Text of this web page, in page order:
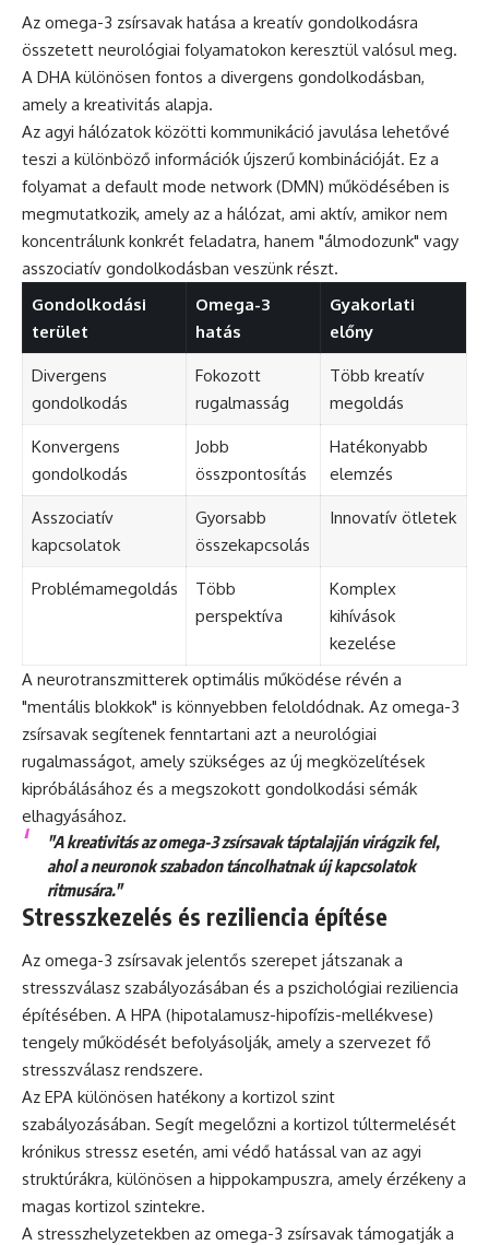
Az omega-3 zsírsavak hatása a kreatív gondolkodásra
összetett neurológiai folyamatokon keresztül valósul meg.
A DHA különösen fontos a divergens gondolkodásban,
amely a kreativitás alapja.
Az agyi hálózatok közötti kommunikáció javulása lehetővé
teszi a különböző információk újszerű kombinációját. Ez a
folyamat a default mode network (DMN) működésében is
megmutatkozik, amely az a hálózat, ami aktív, amikor nem
koncentrálunk konkrét feladatra, hanem "álmodozunk" vagy
asszociatív gondolkodásban veszünk részt.
Gondolkodási
terület
Omega-3
hatás
Gyakorlati
előny
Divergens
gondolkodás
Fokozott
rugalmasság
Több kreatív
megoldás
Konvergens
gondolkodás
Jobb
összpontosítás
Hatékonyabb
elemzés
Asszociatív
kapcsolatok
Gyorsabb
összekapcsolás
Innovatív ötletek
Problémamegoldás
Több
perspektíva
Komplex
kihívások
kezelése
A neurotranszmitterek optimális működése révén a
"mentális blokkok" is könnyebben feloldódnak. Az omega-3
zsírsavak segítenek fenntartani azt a neurológiai
rugalmasságot, amely szükséges az új megközelítések
kipróbálásához és a megszokott gondolkodási sémák
elhagyásához.
"A kreativitás az omega-3 zsírsavak táptalajján virágzik fel,
ahol a neuronok szabadon táncolhatnak új kapcsolatok
ritmusára."
Stresszkezelés és reziliencia építése
Az omega-3 zsírsavak jelentős szerepet játszanak a
stresszválasz szabályozásában és a pszichológiai reziliencia
építésében. A HPA (hipotalamusz-hipofízis-mellékvese)
tengely működését befolyásolják, amely a szervezet fő
stresszválasz rendszere.
Az EPA különösen hatékony a kortizol szint
szabályozásában. Segít megelőzni a kortizol túltermelését
krónikus stressz esetén, ami védő hatással van az agyi
struktúrákra, különösen a hippokampuszra, amely érzékeny a
magas kortizol szintekre.
A stresszhelyzetekben az omega-3 zsírsavak támogatják a